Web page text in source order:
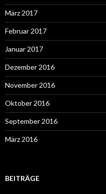
März 2017
Februar 2017
Januar 2017
Dezember 2016
November 2016
Oktober 2016
September 2016
März 2016
BEITRÄGE